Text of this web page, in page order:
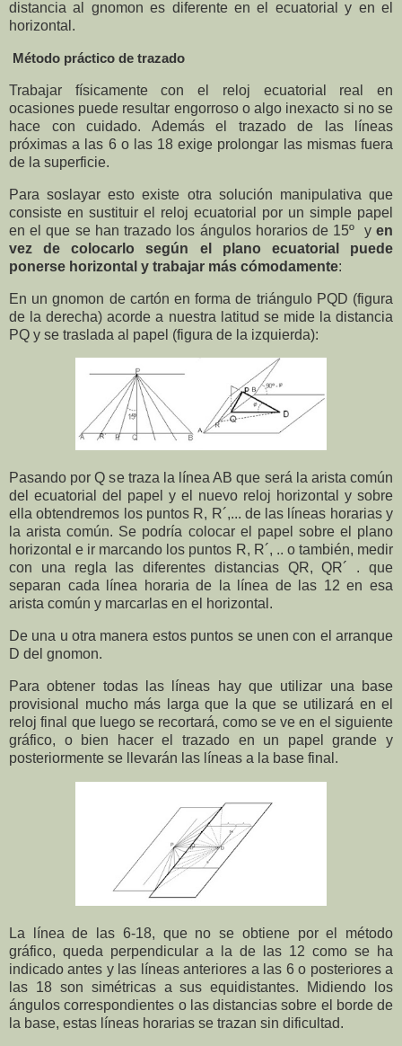
distancia al gnomon es diferente en el ecuatorial y en el
horizontal.
Método práctico de trazado
Trabajar físicamente con el reloj ecuatorial real en
ocasiones puede resultar engorroso o algo inexacto si no se
hace con cuidado. Además el trazado de las líneas
próximas a las 6 o las 18 exige prolongar las mismas fuera
de la superficie.
Para soslayar esto existe otra solución manipulativa que
consiste en sustituir el reloj ecuatorial por un simple papel
en el que se han trazado los ángulos horarios de 15º y en
vez de colocarlo según el plano ecuatorial puede
ponerse horizontal y trabajar más cómodamente:
En un gnomon de cartón en forma de triángulo PQD (figura
de la derecha) acorde a nuestra latitud se mide la distancia
PQ y se traslada al papel (figura de la izquierda):
Pasando por Q se traza la línea AB que será la arista común
del ecuatorial del papel y el nuevo reloj horizontal y sobre
ella obtendremos los puntos R, R´,... de las líneas horarias y
la arista común. Se podría colocar el papel sobre el plano
horizontal e ir marcando los puntos R, R´, .. o también, medir
con una regla las diferentes distancias QR, QR´ . que
separan cada línea horaria de la línea de las 12 en esa
arista común y marcarlas en el horizontal .
De una u otra manera estos puntos se unen con el arranque
D del gnomon.
Para obtener todas las líneas hay que utilizar una base
provisional mucho más larga que la que se utilizará en el
reloj final que luego se recortará, como se ve en el siguiente
gráfico, o bien hacer el trazado en un papel grande y
posteriormente se llevarán las líneas a la base final.
La línea de las 6-18, que no se obtiene por el método
gráfico, queda perpendicular a la de las 12 como se ha
indicado antes y las líneas anteriores a las 6 o posteriores a
las 18 son simétricas a sus equidistantes. Midiendo los
ángulos correspondientes o las distancias sobre el borde de
la base, estas líneas horarias se trazan sin dificultad.